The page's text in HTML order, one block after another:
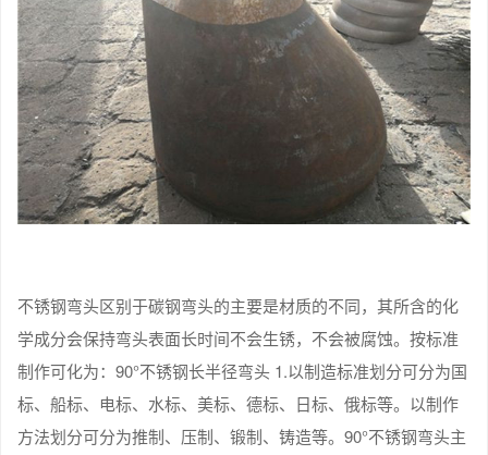
不锈钢弯头区别于碳钢弯头的主要是材质的不同，其所含的化
学成分会保持弯头表面长时间不会生锈，不会被腐蚀。按标准
制作可化为：90°不锈钢长半径弯头 1.以制造标准划分可分为国
标、船标、电标、水标、美标、德标、日标、俄标等。以制作
方法划分可分为推制、压制、锻制、铸造等。90°不锈钢弯头主